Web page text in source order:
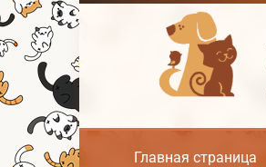
Перейти
к
контенту
Главная страница